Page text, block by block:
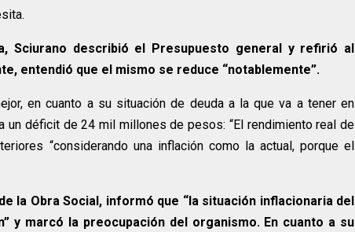
Sciurano describió el Presupuesto general y refirió al
entendió que el mismo se reduce “notablemente”.
en cuanto a su situación de deuda a la que va a tener en
un déficit de 24 mil millones de pesos: “El rendimiento real de
“considerando una inflación como la actual, porque el
la Obra Social, informó que “la situación inflacionaria del
y marcó la preocupación del organismo. En cuanto a su